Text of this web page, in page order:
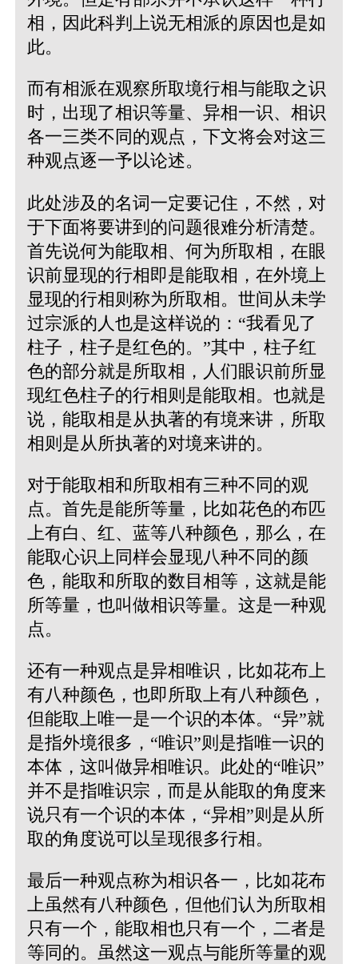
相，因此科判上说无相派的原因也是如
此。
而有相派在观察所取境行相与能取之识
时，出现了相识等量、异相一识、相识
各一三类不同的观点，下文将会对这三
种观点逐一予以论述。
此处涉及的名词一定要记住，不然，对
于下面将要讲到的问题很难分析清楚。
首先说何为能取相、何为所取相，在眼
识前显现的行相即是能取相，在外境上
显现的行相则称为所取相。世间从未学
过宗派的人也是这样说的：“我看见了
柱子，柱子是红色的。”其中，柱子红
色的部分就是所取相，人们眼识前所显
现红色柱子的行相则是能取相。也就是
说，能取相是从执著的有境来讲，所取
相则是从所执著的对境来讲的。
对于能取相和所取相有三种不同的观
点。首先是能所等量，比如花色的布匹
上有白、红、蓝等八种颜色，那么，在
能取心识上同样会显现八种不同的颜
色，能取和所取的数目相等，这就是能
所等量，也叫做相识等量。这是一种观
点。
还有一种观点是异相唯识，比如花布上
有八种颜色，也即所取上有八种颜色，
但能取上唯一是一个识的本体。“异”就
是指外境很多，“唯识”则是指唯一识的
本体，这叫做异相唯识。此处的“唯识”
并不是指唯识宗，而是从能取的角度来
说只有一个识的本体，“异相”则是从所
取的角度说可以呈现很多行相。
最后一种观点称为相识各一，比如花布
上虽然有八种颜色，但他们认为所取相
只有一个，能取相也只有一个，二者是
等同的。虽然这一观点与能所等量的观